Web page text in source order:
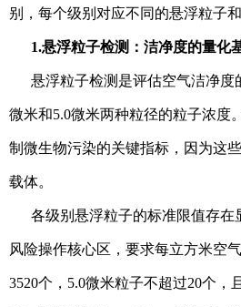
别，每个级别对应不同的悬浮粒子
1.悬浮粒子检测：洁净度的量化
悬浮粒子检测是评估空气洁净度
微米和5.0微米两种粒径的粒子浓度
制微生物污染的关键指标，因为这
载体。
各级别悬浮粒子的标准限值存在
风险操作核心区，要求每立方米空
3520个，5.0微米粒子不超过20个，